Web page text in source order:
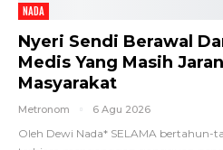
NADA
Nyeri Sendi Berawal
Medis Yang Masih
Masyarakat
Metronom 6 Agu 2026
Oleh Dewi Nada* SELAMA bertahun-